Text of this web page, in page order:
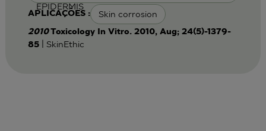
EPIDERMIS
APLICAÇÕES : Skin corrosion
2010Toxicology In Vitro. 2010, Aug; 24(5)-1379-
85| SkinEthic